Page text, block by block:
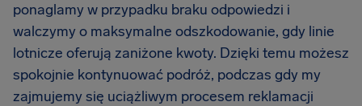
ponaglamy w przypadku braku odpowiedzi i
walczymy o maksymalne odszkodowanie, gdy linie
lotnicze oferują zaniżone kwoty. Dzięki temu możesz
spokojnie kontynuować podróż, podczas gdy my
zajmujemy się uciążliwym procesem reklamacji